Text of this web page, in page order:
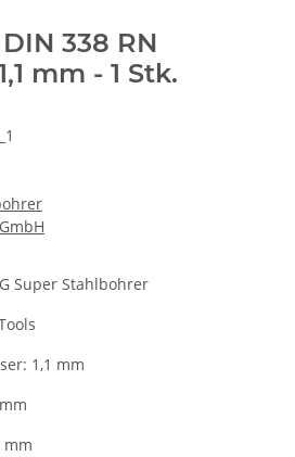
338 RN
mm - 1 Stk.
Super Stahlbohrer
1,1 mm
mm